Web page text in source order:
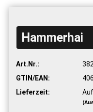
Hammerhai
Art.Nr.:
GTIN/EAN:
Lieferzeit: